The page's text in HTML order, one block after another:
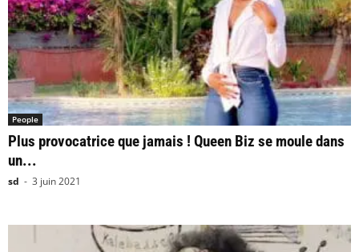
People
Plus provocatrice que jamais ! Queen Biz se moule dans
un...
sd - 3 juin 2021